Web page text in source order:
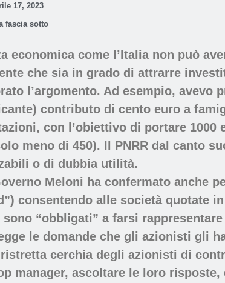
17, 2023
fascia sotto
economica come l’Italia non può
che sia in grado di attrarre
l’argomento. Ad esempio, avevo
contributo di cento euro a
con l’obiettivo di portare 1000
meno di 450). Il PNRR dal canto
o di dubbia utilità.
Meloni ha confermato anche
consentendo alle società quotate
“obbligati” a farsi
le domande che gli azionisti gli
cerchia degli azionisti di
manager, ascoltare le loro risposte,